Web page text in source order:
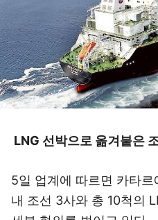
LNG 선박으로 옮겨붙은
5일 업계에 따르면 카타
내 조선 3사와 총 10척의